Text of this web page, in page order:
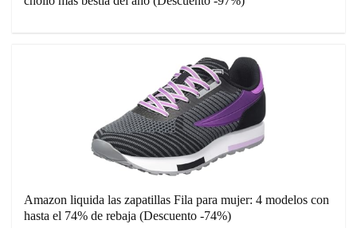
Amazon liquida las zapatillas Fila para mujer: 4 modelos con
hasta el 74% de rebaja (Descuento -74%)